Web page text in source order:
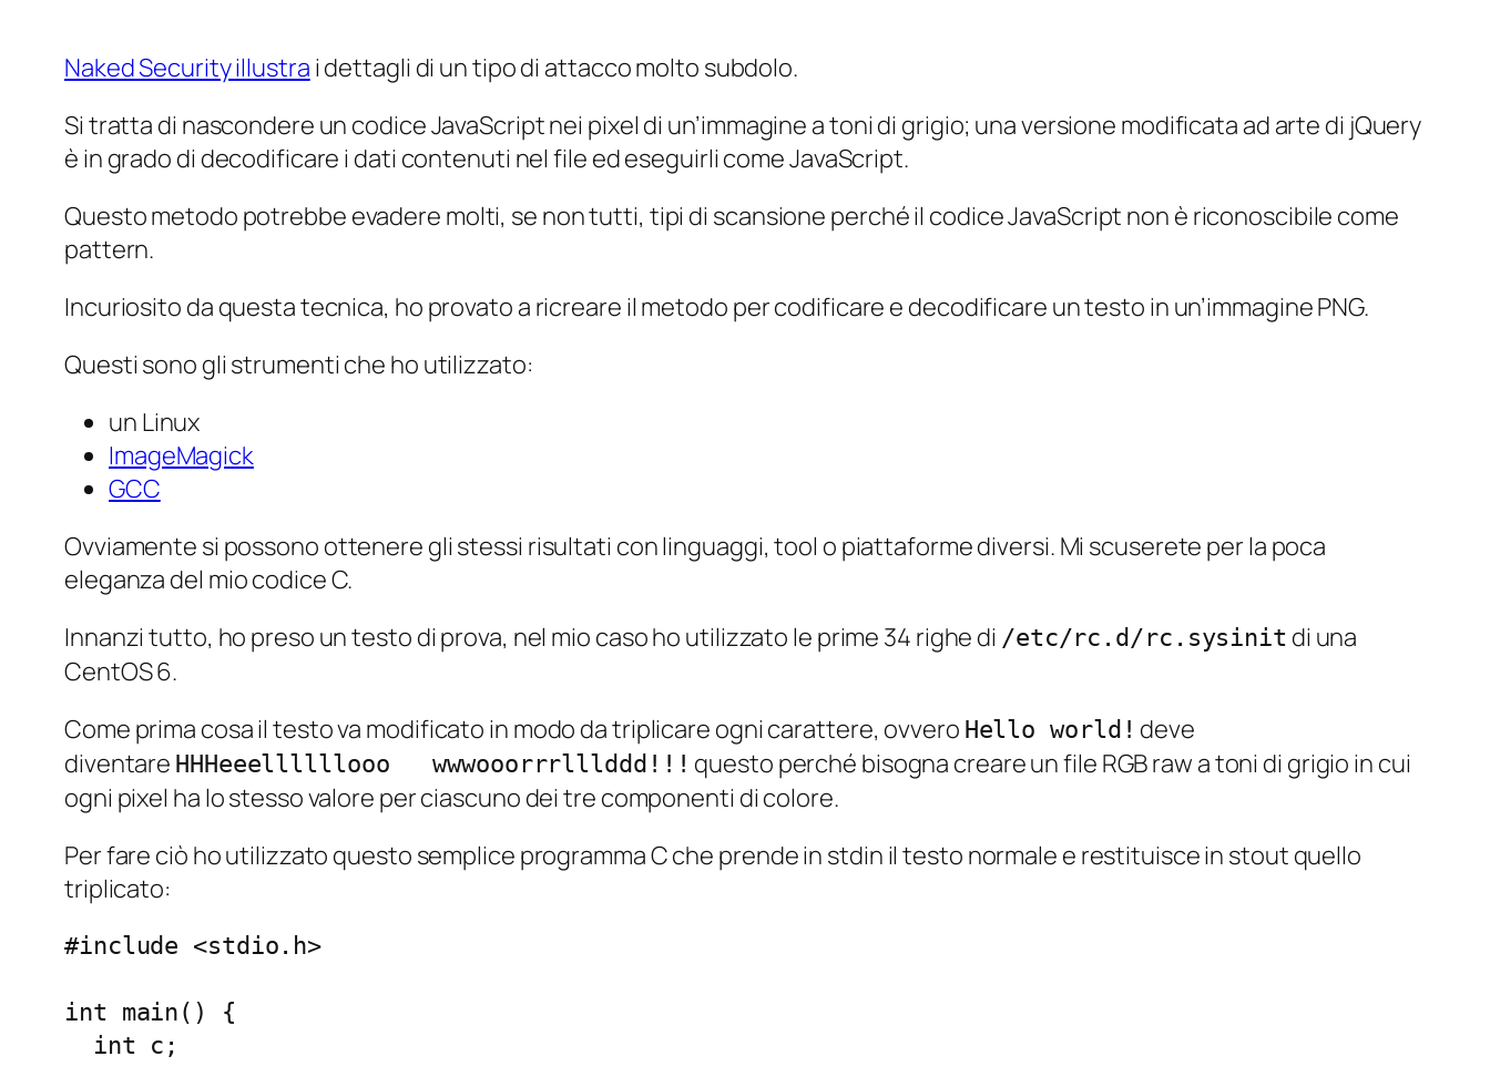
Naked Security illustra i dettagli di un tipo di attacco molto subdolo.
Si tratta di nascondere un codice JavaScript nei pixel di un’immagine a toni di grigio; una versione modificata ad arte di jQuery
è in grado di decodificare i dati contenuti nel file ed eseguirli come JavaScript.
Questo metodo potrebbe evadere molti, se non tutti, tipi di scansione perché il codice JavaScript non è riconoscibile come
pattern.
Incuriosito da questa tecnica, ho provato a ricreare il metodo per codificare e decodificare un testo in un’immagine PNG.
Questi sono gli strumenti che ho utilizzato:
un Linux
ImageMagick
GCC
Ovviamente si possono ottenere gli stessi risultati con linguaggi, tool o piattaforme diversi. Mi scuserete per la poca
eleganza del mio codice C.
Innanzi tutto, ho preso un testo di prova, nel mio caso ho utilizzato le prime 34 righe di /etc/rc.d/rc.sysinit di una
CentOS 6.
Come prima cosa il testo va modificato in modo da triplicare ogni carattere, ovvero Hello world! deve
diventare HHHeeellllllooo wwwooorrrlllddd!!! questo perché bisogna creare un file RGBraw a toni di grigio in cui
ogni pixel ha lo stesso valore per ciascuno dei tre componenti di colore.
Per fare ciò ho utilizzato questo semplice programma C che prende in stdin il testo normale e restituisce in stout quello
triplicato:
#include <stdio.h>
int main() {
  int c;